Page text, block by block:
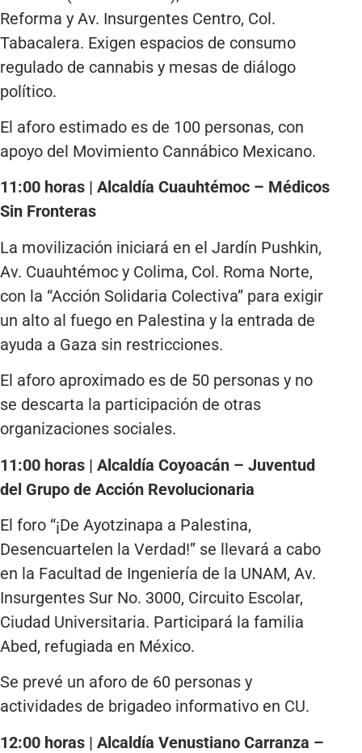
Reforma y Av. Insurgentes Centro, Col.
Tabacalera. Exigen espacios de consumo
regulado de cannabis y mesas de diálogo
político.
El aforo estimado es de 100 personas, con
apoyo del Movimiento Cannábico Mexicano.
11:00 horas | Alcaldía Cuauhtémoc – Médicos
Sin Fronteras
La movilización iniciará en el Jardín Pushkin,
Av. Cuauhtémoc y Colima, Col. Roma Norte,
con la “Acción Solidaria Colectiva” para exigir
un alto al fuego en Palestina y la entrada de
ayuda a Gaza sin restricciones.
El aforo aproximado es de 50 personas y no
se descarta la participación de otras
organizaciones sociales.
11:00 horas | Alcaldía Coyoacán – Juventud
del Grupo de Acción Revolucionaria
El foro “¡De Ayotzinapa a Palestina,
Desencuartelen la Verdad!” se llevará a cabo
en la Facultad de Ingeniería de la UNAM, Av.
Insurgentes Sur No. 3000, Circuito Escolar,
Ciudad Universitaria. Participará la familia
Abed, refugiada en México.
Se prevé un aforo de 60 personas y
actividades de brigadeo informativo en CU.
12:00 horas | Alcaldía Venustiano Carranza –